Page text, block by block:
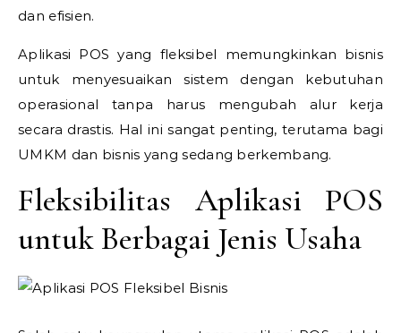
dan efisien.
Aplikasi POS yang fleksibel memungkinkan bisnis
untuk menyesuaikan sistem dengan kebutuhan
operasional tanpa harus mengubah alur kerja
secara drastis. Hal ini sangat penting, terutama bagi
UMKM dan bisnis yang sedang berkembang.
Fleksibilitas Aplikasi POS
untuk Berbagai Jenis Usaha